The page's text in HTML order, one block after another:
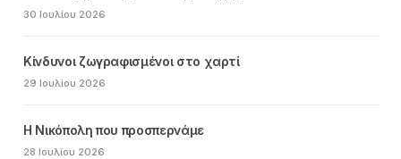
30 Ιουλίου 2026
Κίνδυνοι ζωγραφισμένοι στο χαρτί
29 Ιουλίου 2026
Η Νικόπολη που προσπερνάμε
28 Ιουλίου 2026